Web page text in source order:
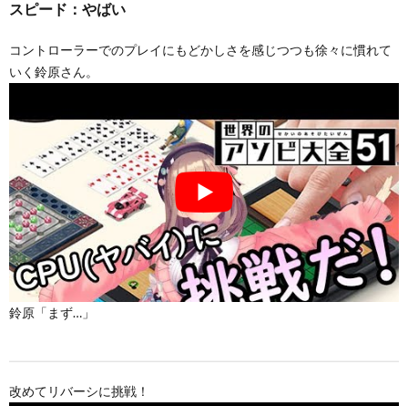
スピード：やばい
コントローラーでのプレイにもどかしさを感じつつも徐々に慣れて
いく鈴原さん。
鈴原「まず…」
改めてリバーシに挑戦！